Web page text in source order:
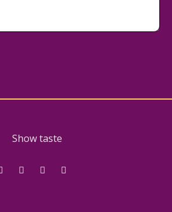
Show taste